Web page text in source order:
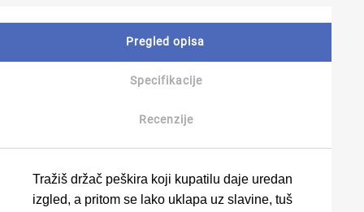
Pregled opisa
Specifikacije
Recenzije
Tražiš držač peškira koji kupatilu daje uredan
izgled, a pritom se lako uklapa uz slavine, tuš